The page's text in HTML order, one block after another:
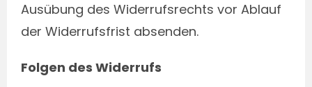
Ausübung des Widerrufsrechts vor Ablauf
der Widerrufsfrist absenden.
Folgen des Widerrufs